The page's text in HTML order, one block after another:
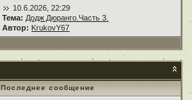
10.6.2026, 22:29
Тема: Додж Дюранго.Часть 3.
Автор: KrukovY67
Последнее сообщение